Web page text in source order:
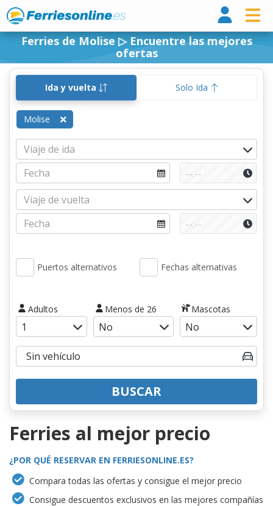
Ferries de Molise ▷ Encuentre las mejores
ofertas
Ida y vuelta Solo Ida
Molise
Puertos alternativos Fechas alternativas
Adultos Menos de 26 Mascotas
BUSCAR
Ferries al mejor precio
¿POR QUÉ RESERVAR EN FERRIESONLINE.ES?
Compara todas las ofertas y consigue el mejor precio
Consigue descuentos exclusivos en las mejores compañías